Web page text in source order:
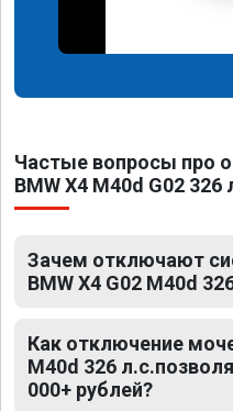
Частые вопросы про
BMW X4 M40d G02 326
Зачем отключают
BMW X4 G02 M40d
Как отключение
M40d 326
000+ рублей?